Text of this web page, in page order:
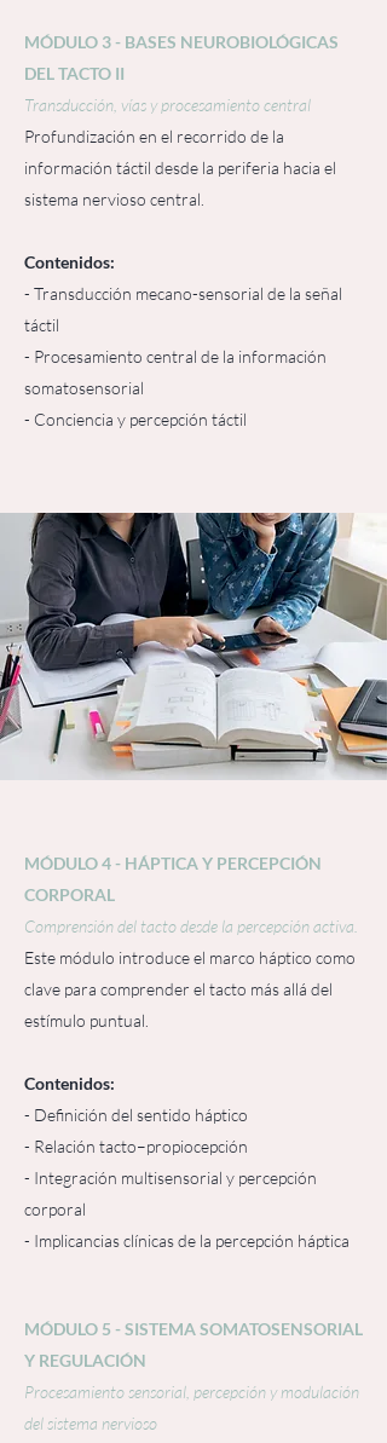
MÓDULO 3 - BASES NEUROBIOLÓGICAS
DEL TACTO II
Transducción, vías y procesamiento central
Profundización en el recorrido de la
información táctil desde la periferia hacia el
sistema nervioso central.​
Contenidos:
- Transducción mecano-sensorial de la señal
táctil
- Procesamiento central de la información
somatosensorial
- Conciencia y percepción táctil
MÓDULO 4 - HÁPTICA Y PERCEPCIÓN
CORPORAL
Comprensión del tacto desde la percepción activa.
Este módulo introduce el marco háptico como
clave para comprender el tacto más allá del
estímulo puntual.
Contenidos:
- Definición del sentido háptico
- Relación tacto–propiocepción
- Integración multisensorial y percepción
corporal
- Implicancias clínicas de la percepción háptica
MÓDULO 5 - SISTEMA SOMATOSENSORIAL
Y REGULACIÓN
Procesamiento sensorial, percepción y modulación
del sistema nervioso